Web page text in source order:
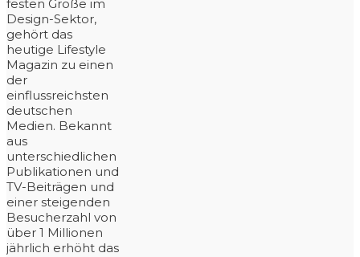
festen Größe im
Design-Sektor,
gehört das
heutige Lifestyle
Magazin zu einen
der
einflussreichsten
deutschen
Medien. Bekannt
aus
unterschiedlichen
Publikationen und
TV-Beiträgen und
einer steigenden
Besucherzahl von
über 1 Millionen
jährlich erhöht das